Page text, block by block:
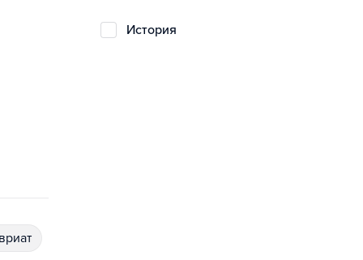
история